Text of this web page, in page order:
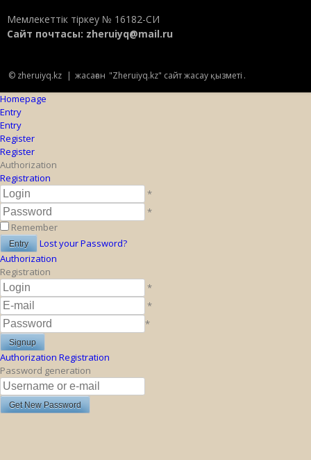
Мемлекеттік тіркеу № 16182-СИ
Сайт почтасы: zheruiyq@mail.ru
© zheruiyq.kz | жасаған "Zheruiyq.kz" сайт жасау қызметі .
Homepage
Entry
Entry
Register
Register
Authorization
Registration
*
*
Remember
Lost your Password?
Authorization
Registration
*
*
*
Authorization Registration
Password generation